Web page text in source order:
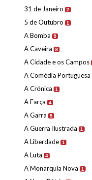
31 de Janeiro 2
5 de Outubro 1
A Bomba 9
A Caveira 8
A Cidade e os Campos
A Comédia Portuguesa
A Crónica 1
A Farça 4
A Garra 5
A Guerra Ilustrada 1
A Liberdade 1
A Luta 4
A Monarquia Nova 1